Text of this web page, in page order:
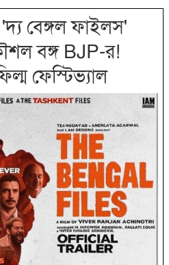
বেঙ্গল ফাইলস'
বঙ্গ BJP-র!
ফেস্টিভ্যাল